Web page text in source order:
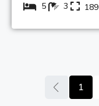
5 3 189
1